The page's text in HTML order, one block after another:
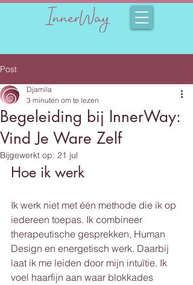
Post
Begeleiding bij InnerWay:
Vind Je Ware Zelf
Djamila
3 minuten om te lezen
Bijgewerkt op: 21 jul
Hoe ik werk
Ik werk niet met één methode die ik op
iedereen toepas. Ik combineer
therapeutische gesprekken, Human
Design en energetisch werk. Daarbij
laat ik me leiden door mijn intuïtie. Ik
voel haarfijn aan waar blokkades